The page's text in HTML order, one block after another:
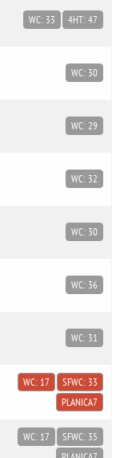
WC: 33 4HT: 47
WC: 30
WC: 29
WC: 32
WC: 30
WC: 36
WC: 31
WC: 17
SFWC: 33
PLANICA7
WC: 17
SFWC: 35